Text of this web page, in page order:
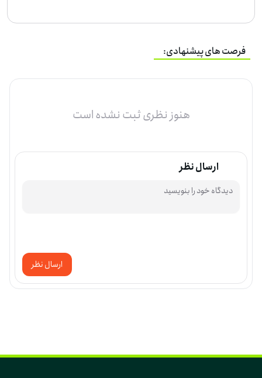
فرصت های پیشنهادی:
هنوز نظری ثبت نشده است
ارسال نظر
ارسال نظر